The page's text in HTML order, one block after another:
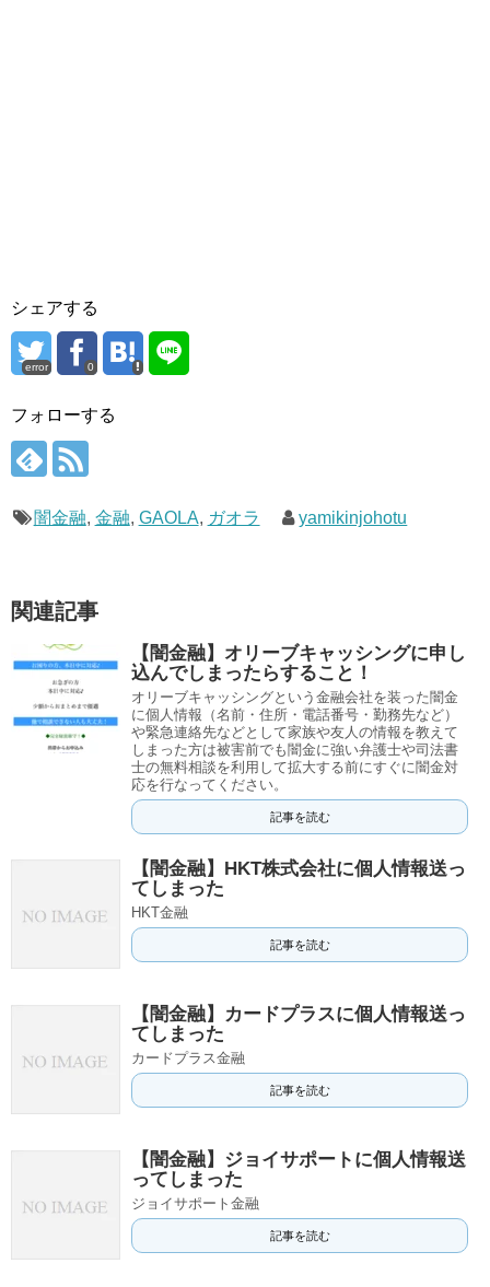
シェアする
error 0
フォローする
闇金融, 金融, GAOLA, ガオラ yamikinjohotu
関連記事
【闇金融】オリーブキャッシングに申し
込んでしまったらすること！
オリーブキャッシングという金融会社を装った闇金
に個人情報（名前・住所・電話番号・勤務先など）
や緊急連絡先などとして家族や友人の情報を教えて
しまった方は被害前でも闇金に強い弁護士や司法書
士の無料相談を利用して拡大する前にすぐに闇金対
応を行なってください。
記事を読む
【闇金融】HKT株式会社に個人情報送っ
てしまった
HKT金融
記事を読む
【闇金融】カードプラスに個人情報送っ
てしまった
カードプラス金融
記事を読む
【闇金融】ジョイサポートに個人情報送
ってしまった
ジョイサポート金融
記事を読む